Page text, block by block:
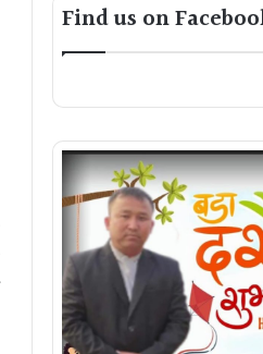
Find us on